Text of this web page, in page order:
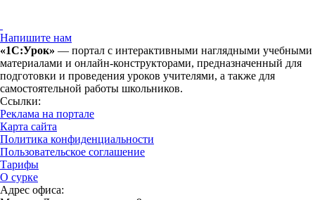
Напишите нам
«1С:Урок» — портал с интерактивными наглядными учебными
материалами и онлайн-конструкторами, предназначенный для
подготовки и проведения уроков учителями, а также для
самостоятельной работы школьников.
Ссылки:
Реклама на портале
Карта сайта
Политика конфиденциальности
Пользовательское соглашение
Тарифы
О сурке
Адрес офиса: